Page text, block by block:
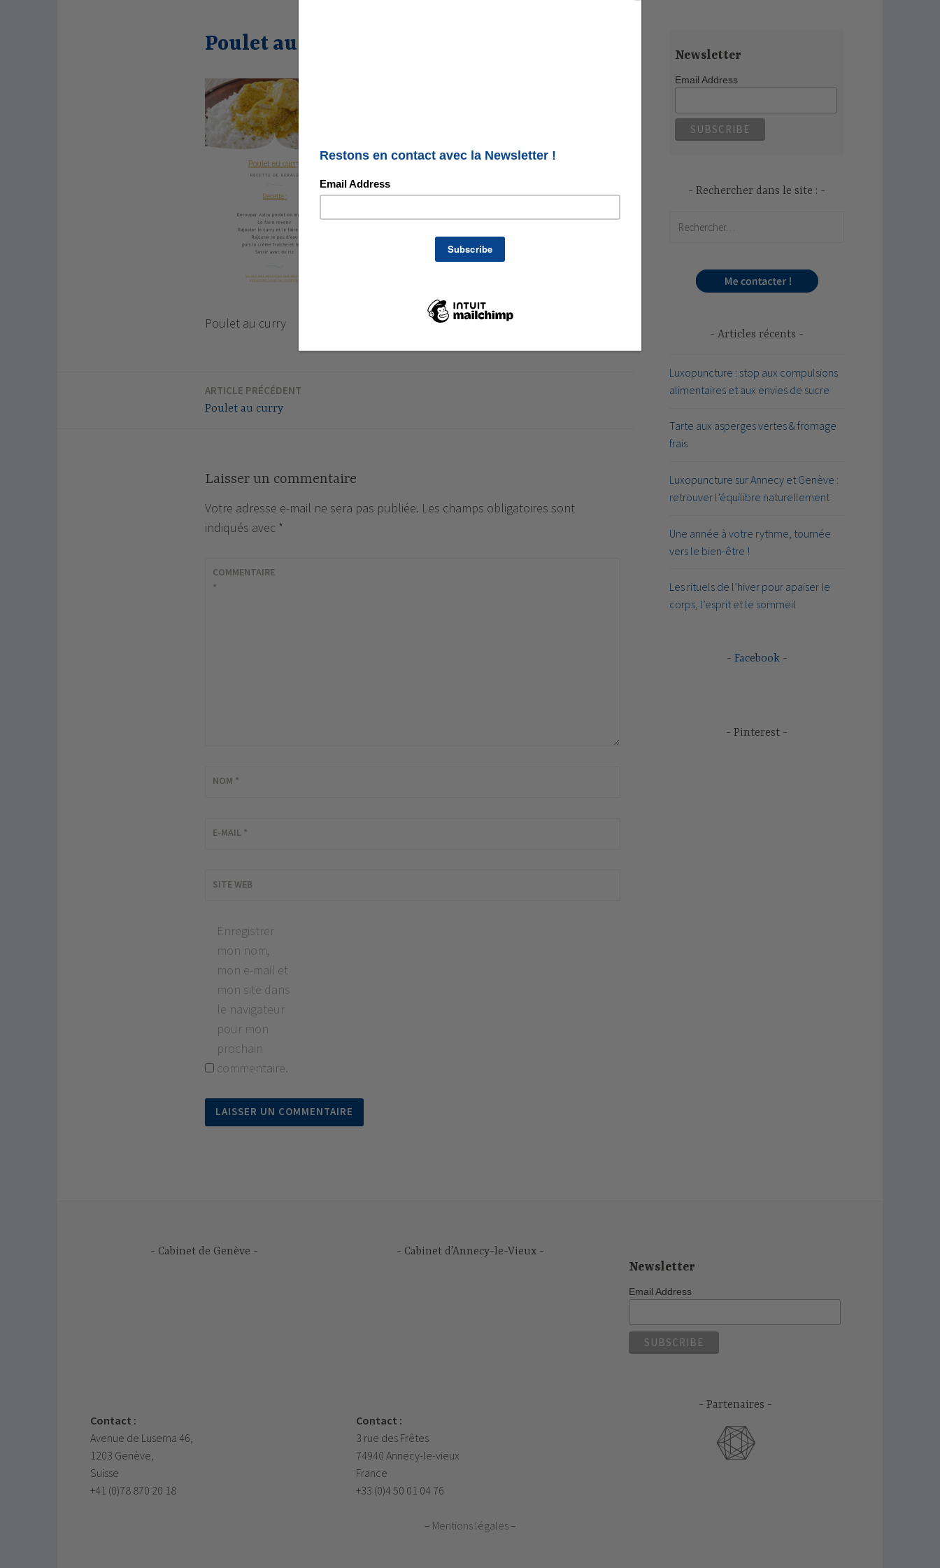
Poulet au curry
Poulet au curry
ARTICLE PRÉCÉDENT
Poulet au curry
Laisser un commentaire
Votre adresse e-mail ne sera pas publiée. Les champs obligatoires sont
indiqués avec *
COMMENTAIRE
*
NOM *
E-MAIL *
SITE WEB
Enregistrer
mon nom,
mon e-mail et
mon site dans
le navigateur
pour mon
prochain
commentaire.
Newsletter
Email Address
Rechercher dans le site :
Articles récents
Luxopuncture : stop aux compulsions
alimentaires et aux envies de sucre
Tarte aux asperges vertes & fromage
frais
Luxopuncture sur Annecy et Genève :
retrouver l’équilibre naturellement
Une année à votre rythme, tournée
vers le bien-être !
Les rituels de l’hiver pour apaiser le
corps, l’esprit et le sommeil
Facebook
Pinterest
Cabinet de Genève
Contact :
Avenue de Luserna 46,
1203 Genève,
Suisse
+41 (0)78 870 20 18
Cabinet d’Annecy-le-Vieux
Contact :
3 rue des Frêtes
74940 Annecy-le-vieux
France
+33 (0)4 50 01 04 76
– Mentions légales–
Newsletter
Email Address
Partenaires